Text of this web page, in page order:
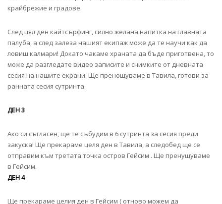
крайбрежие и градове.
След цял ден кайтсърфинг, силно желана напитка на главната
палуба, а след залеза нашият екипаж може да те научи как да
ловиш калмари! Докато чакаме храната да бъде приготвена, то
може да разгледате видео записите и снимките от дневната
сесия на нашите екрани. Ще пренощуваме в Тавила, готови за
ранната сесия сутринта.
ДЕН 3
Ако си съгласен, ще те събудим в 6 сутринта за сесия преди
закуска! Ще прекараме целя ден в Тавила, а следобед ще се
отправим към третата точка остров Гейсим . Ще пренущуваме
в Гейсим.
ДЕН 4
Ще прекараме целия ден в Гейсим ( отново можем да